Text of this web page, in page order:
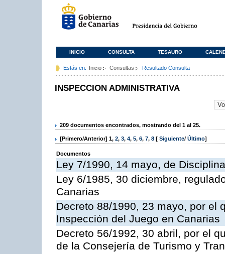
INICIO CONSULTA TESAURO
Estás en: Inicio Consultas Resultado Consulta
INSPECCION ADMINISTRATIVA
209 documentos encontrados, mostrando del 1 al 25.
[Primero/Anterior] 1, 2, 3, 4, 5, 6, 7, 8 [ Siguiente/ Último]
Documentos
Ley 7/1990, 14 mayo, de
Ley 6/1985, 30 diciembre,
Canarias
Decreto 88/1990, 23 mayo, por el
Inspección del Juego en Canarias
Decreto 56/1992, 30 abril, por el
de la Consejería de Turismo y